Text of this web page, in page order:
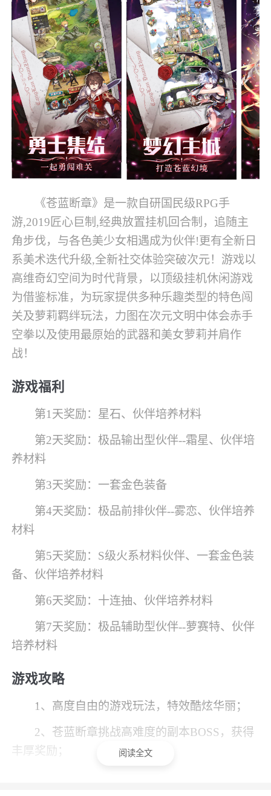
《苍蓝断章》是一款自研国民级RPG手
游,2019匠心巨制,经典放置挂机回合制，追随主
角步伐，与各色美少女相遇成为伙伴!更有全新日
系美术迭代升级,全新社交体验突破次元！游戏以
高维奇幻空间为时代背景，以顶级挂机休闲游戏
为借鉴标准，为玩家提供多种乐趣类型的特色闯
关及萝莉羁绊玩法，力图在次元文明中体会赤手
空拳以及使用最原始的武器和美女萝莉并肩作
战！
游戏福利
第1天奖励：星石、伙伴培养材料
第2天奖励：极品输出型伙伴--霜星、伙伴培
养材料
第3天奖励：一套金色装备
第4天奖励：极品前排伙伴--雾恋、伙伴培养
材料
第5天奖励：S级火系材料伙伴、一套金色装
备、伙伴培养材料
第6天奖励：十连抽、伙伴培养材料
第7天奖励：极品辅助型伙伴--萝赛特、伙伴
培养材料
游戏攻略
1、高度自由的游戏玩法，特效酷炫华丽；
2、苍蓝断章挑战高难度的副本BOSS，获得
丰厚奖励；
阅读全文